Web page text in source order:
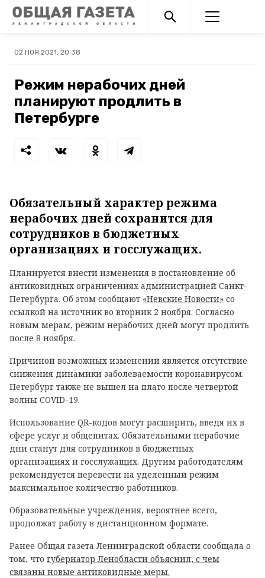
02 НОЯ 2021, 20:38
Режим нерабочих дней
планируют продлить в
Петербурге
Обязательный характер режима
нерабочих дней сохранится для
сотрудников в бюджетных
организациях и госслужащих.
Планируется внести изменения в постановление об
антиковидных ограничениях администрацией Санкт-
Петербурга. Об этом сообщают «Невские Новости» со
ссылкой на источник во вторник 2 ноября. Согласно
новым мерам, режим нерабочих дней могут продлить
после 8 ноября.
Причиной возможных изменений является отсутствие
снижения динамики заболеваемости коронавирусом.
Петербург также не вышел на плато после четвертой
волны COVID-19.
Использование QR-кодов могут расширить, введя их в
сфере услуг и общепитах. Обязательными нерабочие
дни станут для сотрудников в бюджетных
организациях и госслужащих. Другим работодателям
рекомендуется перевести на уделенный режим
максимальное количество работников.
Образовательные учреждения, вероятнее всего,
продолжат работу в дистанционном формате.
Ранее Общая газета Ленинградской области сообщала о
том, что губернатор Ленобласти объяснил, с чем
связаны новые антиковидные меры.